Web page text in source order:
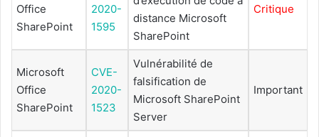
Office
SharePoint
2020-
1595
distance Microsoft
SharePoint
Critique
Microsoft
Office
SharePoint
CVE-
2020-
1523
Vulnérabilité de
falsification de
Microsoft SharePoint
Server
Important